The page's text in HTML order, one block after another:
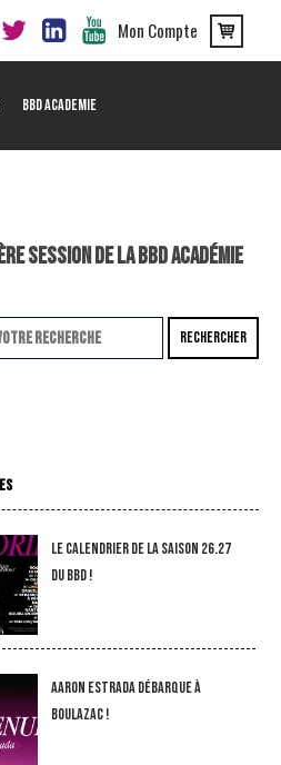
Mon Compte
BBD ACADEMIE
SESSION DE LA BBD ACADÉMIE
RECHERCHER
LE CALENDRIER DE LA SAISON 26.27
DU BBD !
Aaron Estrada débarque à
Boulazac !